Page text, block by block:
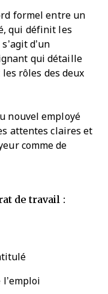
formel entre un
qui définit les
d’un
qui détaille
rôles des deux
nouvel employé
attentes claires et
comme de
de travail :
l’emploi